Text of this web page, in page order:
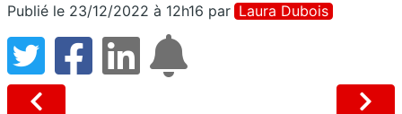
Publié le 23/12/2022 à 12h16 par Laura Dubois